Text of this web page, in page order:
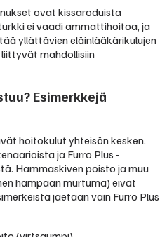
ovat kissaroduista
ei vaadi ammattihoitoa, ja
yllättävien eläinlääkärikulujen
mahdollisiin
Esimerkkejä
hoitokulut yhteisön kesken.
ja Furro Plus -
Hammaskiven poisto ja muu
hampaan murtuma) eivät
jaetaan vain Furro Plus